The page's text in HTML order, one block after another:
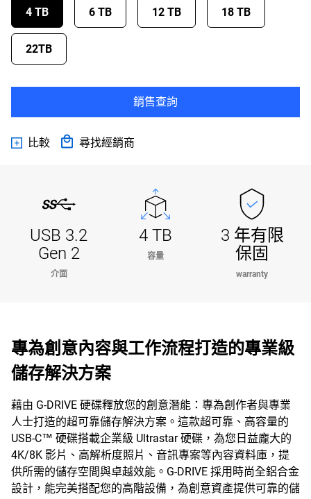
4 TB 6 TB 12 TB 18 TB
22TB
銷售查詢
比較 尋找經銷商
USB 3.2
Gen 2
介面
4 TB
容量
3 年有限
保固
warranty
專為創意內容與工作流程打造的專業級
儲存解決方案
藉由 G-DRIVE 硬碟釋放您的創意潛能：專為創作者與專業
人士打造的超可靠儲存解決方案。這款超可靠、高容量的
USB-C™ 硬碟搭載企業級 Ultrastar 硬碟，為您日益龐大的
4K/8K 影片、高解析度照片、音訊專案等內容資料庫，提
供所需的儲存空間與卓越效能。G-DRIVE 採用時尚全鋁合金
設計，能完美搭配您的高階設備，為創意資產提供可靠的儲